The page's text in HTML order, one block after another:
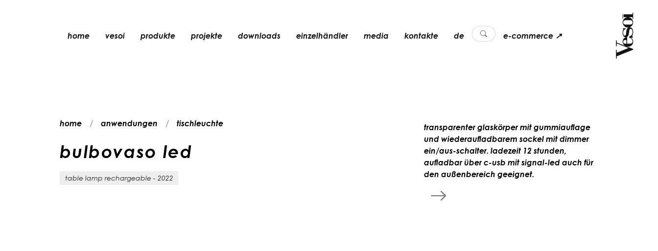
home vesoi produkte
stehleuchte
deckenleuchte
projekte downloads einzelhändler media kontakte de e-commerce ↗
home anwendungen tischleuchte
bulbovaso led
table lamp rechargeable - 2022
transparenter glaskörper mit gummiauflage
und wiederaufladbarem sockel mit dimmer
ein/aus-schalter. ladezeit 12 stunden,
aufladbar über c-usb mit signal-led auch für
den außenbereich geeignet.